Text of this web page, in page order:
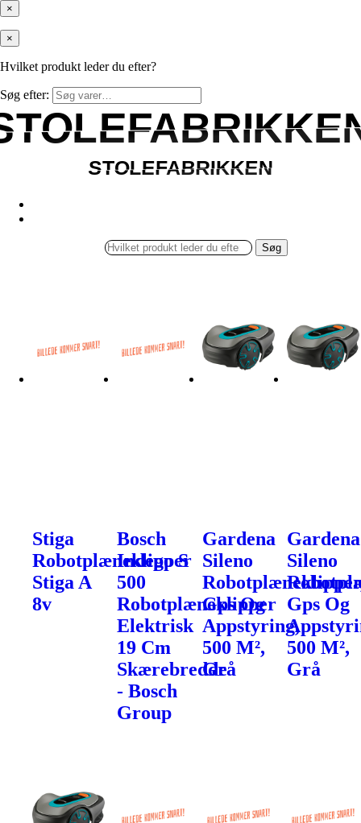
×
×
Hvilket produkt leder du efter?
Søg efter:
STOLEFABRIKKEN
STOLEFABRIKKEN
Søg
Stiga
Robotplæneklipper
Stiga A
8v
Bosch
Indego S
500
Robotplæneklipper
Elektrisk
19 Cm
Skærebredde
- Bosch
Group
Gardena
Sileno
Gps Og
Appstyring,
500 M²,
Grå
Gardena
Sileno
Gps Og
500 M²,
Grå